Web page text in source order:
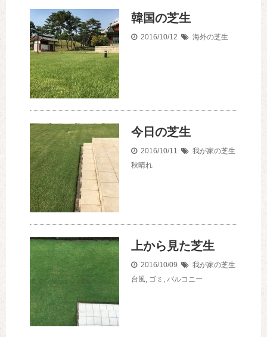
韓国の芝生
2016/10/12 海外の芝生
今日の芝生
2016/10/11
我が家の芝生
秋晴れ
上から見た芝生
2016/10/09
我が家の芝生
台風, ゴミ , バルコニー